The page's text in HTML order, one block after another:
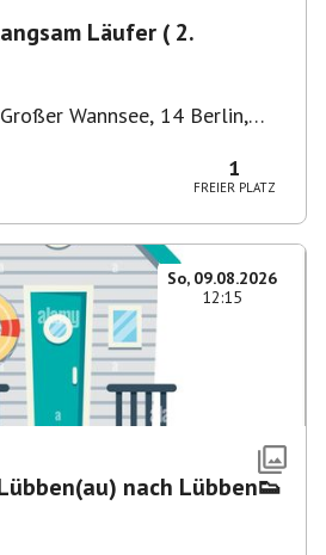
Läufer ( 2.
Großer Wannsee, 14 Berlin,
1
FREIER PLATZ
So, 09.08.2026
12:15
nach Lübben👟